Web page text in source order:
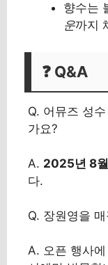
향수는
운까지
❓ Q&A
Q. 어뮤즈 성
가요?
A. 2025년 8
다.
Q. 장원영을
A. 오픈 행사